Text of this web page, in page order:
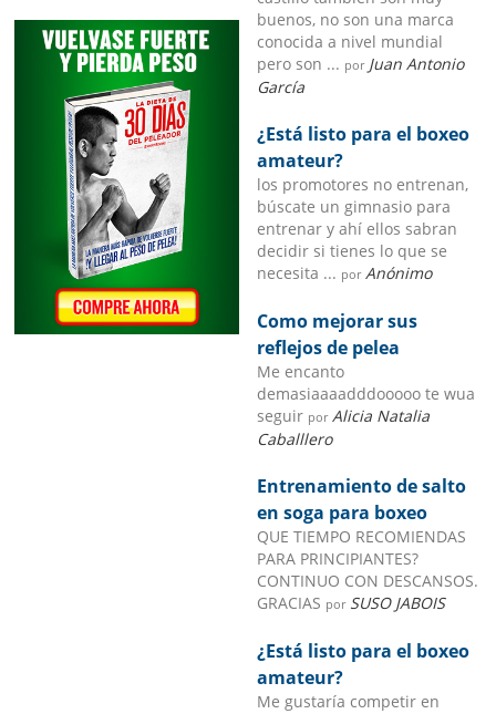
buenos, no son una marca
conocida a nivel mundial
pero son ... por Juan Antonio
García
¿Está listo para el boxeo
amateur?
los promotores no entrenan,
búscate un gimnasio para
entrenar y ahí ellos sabran
decidir si tienes lo que se
necesita ... por Anónimo
Como mejorar sus
reflejos de pelea
Me encanto
demasiaaaadddooooo te wua
seguir por Alicia Natalia
Caballlero
Entrenamiento de salto
en soga para boxeo
QUE TIEMPO RECOMIENDAS
PARA PRINCIPIANTES?
CONTINUO CON DESCANSOS.
GRACIAS por SUSO JABOIS
¿Está listo para el boxeo
amateur?
Me gustaría competir en